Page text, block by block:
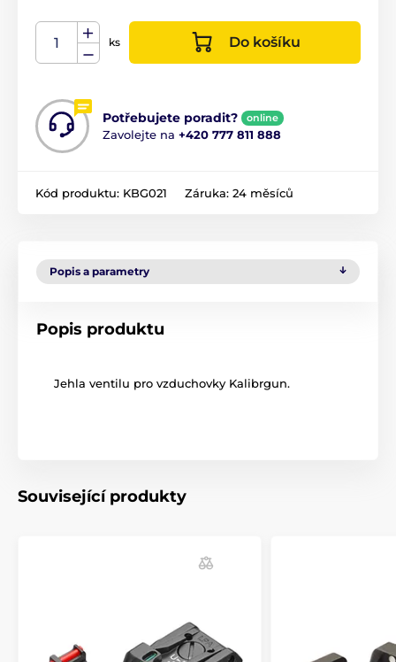
ks Do košíku
Potřebujete poradit? online
Zavolejte na +420 777 811 888
Kód produktu: KBG021 Záruka: 24 měsíců
Popis a parametry
Popis produktu
Jehla ventilu pro vzduchovky Kalibrgun.
Související produkty